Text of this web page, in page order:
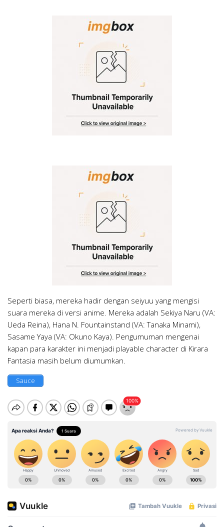
Seperti biasa, mereka hadir dengan seiyuu yang mengisi
suara mereka di versi anime. Mereka adalah Sekiya Naru (VA:
Ueda Reina), Hana N. Fountainstand (VA: Tanaka Minami),
Sasame Yaya (VA: Okuno Kaya). Pengumuman mengenai
kapan para karakter ini menjadi playable character di Kirara
Fantasia masih belum diumumkan.
Sauce